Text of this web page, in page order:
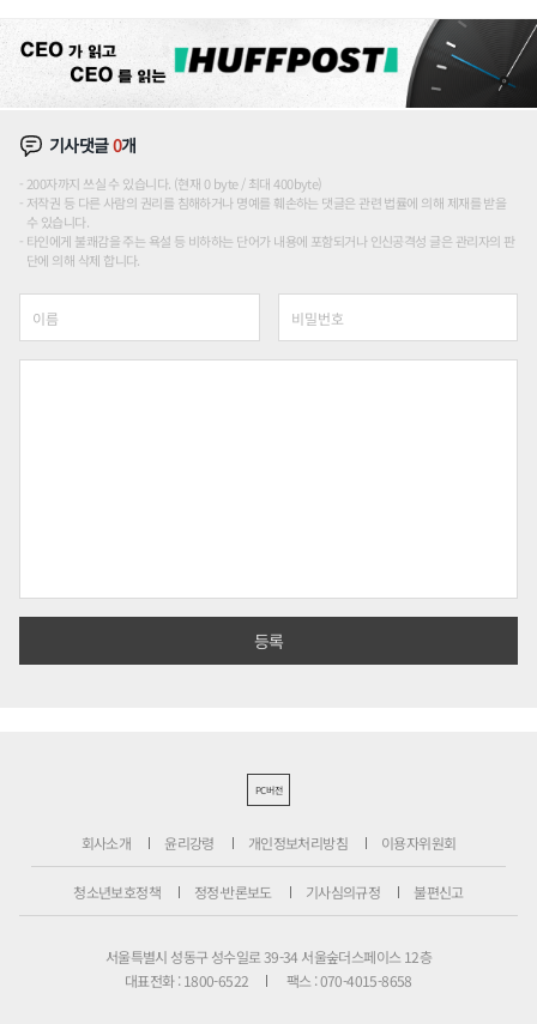
기사댓글0개
200자까지 쓰실 수 있습니다. (현재 0 byte / 최대 400byte)
저작권 등 다른 사람의 권리를 침해하거나 명예를 훼손하는 댓글은 관련 법률에 의해 제재를 받을
수 있습니다.
타인에게 불쾌감을 주는 욕설 등 비하하는 단어가 내용에 포함되거나 인신공격성 글은 관리자의 판
단에 의해 삭제 합니다.
PC버전
회사소개 윤리강령 개인정보처리방침 이용자위원회
청소년보호정책 정정·반론보도 기사심의규정 불편신고
서울특별시 성동구 성수일로 39-34 서울숲더스페이스 12층
대표전화 : 1800-6522
팩스 : 070-4015-8658